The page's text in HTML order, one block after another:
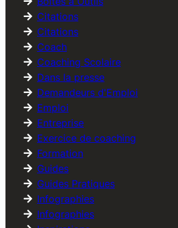
Citations
Citations
Coach
Coaching Scolaire
Dans la presse
Demandeurs d'Emploi
Emploi
Entreprise
Exercice de coaching
Formation
Guides
Guides Pratiques
Infographies
Infographies